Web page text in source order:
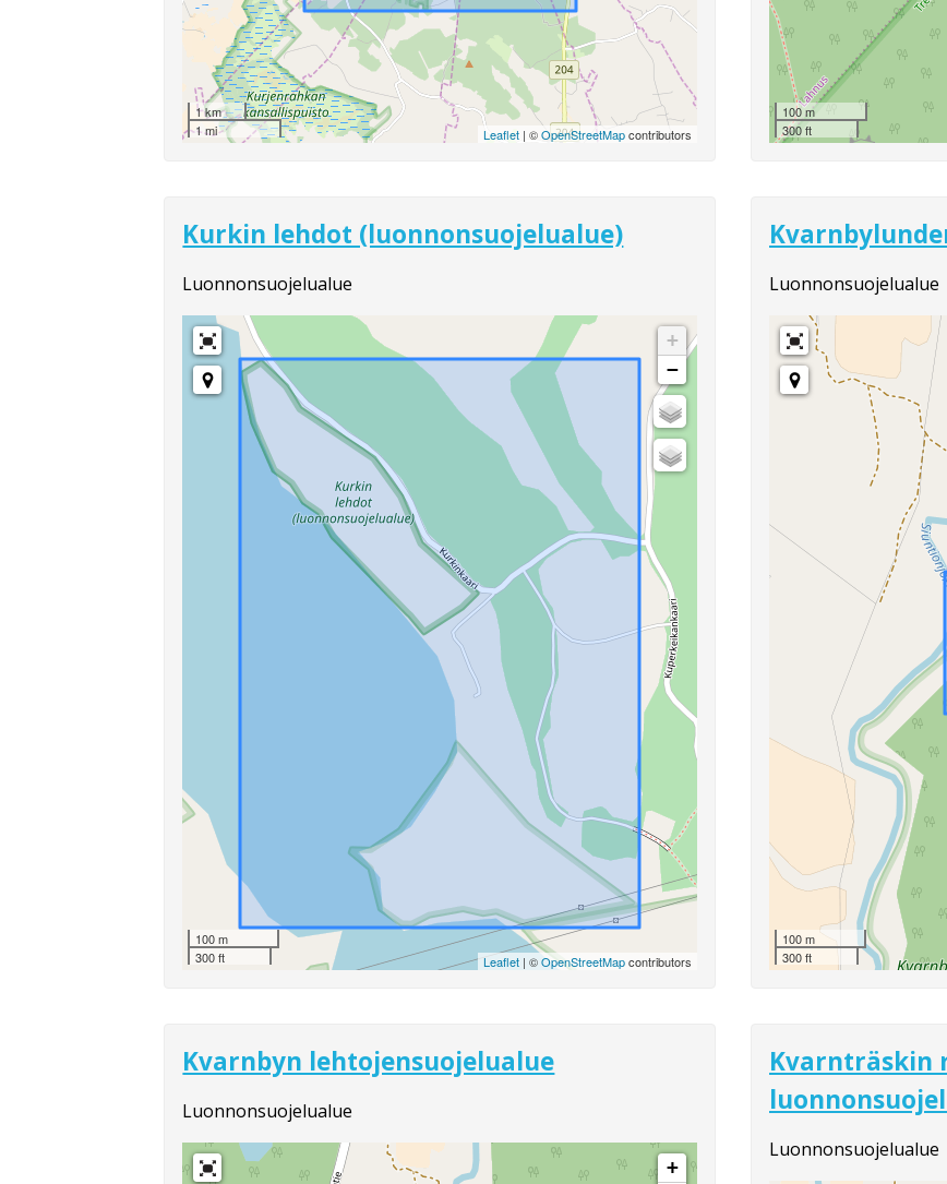
1 km
1 mi
Leaflet | ©OpenStreetMapcontributors
100 m
300 ft
Kurkin lehdot (luonnonsuojelualue)
Luonnonsuojelualue
+
−
100 m
300 ft
Leaflet | ©OpenStreetMapcontributors
Luonnonsuojelualue
100 m
300 ft
Kvarnbyn lehtojensuojelualue
Luonnonsuojelualue
+
Kvarnträskin
Luonnonsuojelualue